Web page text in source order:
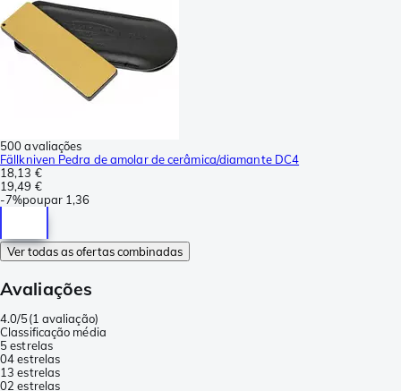
500 avaliações
Fällkniven Pedra de amolar de cerâmica/diamante DC4
18,13 €
19,49 €
-7%poupar 1,36
Ver todas as ofertas combinadas
Avaliações
4.0/5(1 avaliação)
Classificação média
5 estrelas
04 estrelas
13 estrelas
02 estrelas